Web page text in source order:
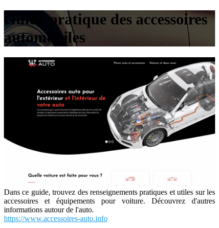
Guide pratique des accessoires
automobiles
Dans ce guide, trouvez des renseignements pratiques et utiles sur les
accessoires et équipements pour voiture. Découvrez d'autres
informations autour de l'auto.
https://www.accessoires-auto.info